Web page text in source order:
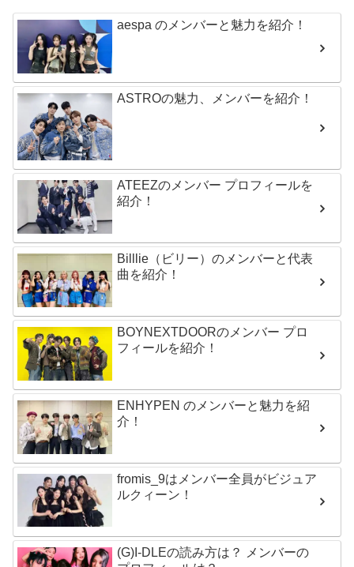
aespa のメンバーと魅力を紹介！
ASTROの魅力、メンバーを紹介！
ATEEZのメンバー プロフィールを
紹介！
Billlie（ビリー）のメンバーと代表
曲を紹介！
BOYNEXTDOORのメンバー プロ
フィールを紹介！
ENHYPEN のメンバーと魅力を紹
介！
fromis_9はメンバー全員がビジュア
ルクィーン！
(G)I-DLEの読み方は？ メンバーの